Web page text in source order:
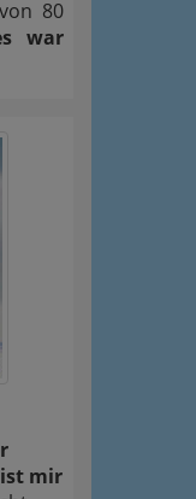
80
war
mir